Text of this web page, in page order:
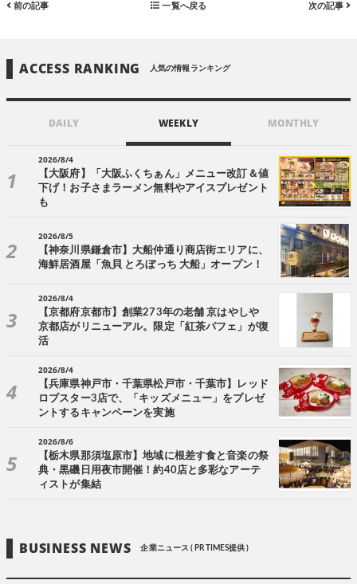
前の記事 一覧へ戻る 次の記事
ACCESS RANKING 人気の情報ランキング
DAILY WEEKLY MONTHLY
2026/8/4
【大阪府】「大阪ふくちぁん」メニュー改訂＆値
下げ！お子さまラーメン無料やアイスプレゼント
も
2026/8/5
【神奈川県鎌倉市】大船仲通り商店街エリアに、
海鮮居酒屋「魚貝 とろぼっち 大船」オープン！
2026/8/4
【京都府京都市】創業273年の老舗 京はやしや
京都店がリニューアル。限定「紅茶パフェ」が復
活
2026/8/4
【兵庫県神戸市・千葉県松戸市・千葉市】レッド
ロブスター3店で、「キッズメニュー」をプレゼ
ントするキャンペーンを実施
2026/8/6
【栃木県那須塩原市】地域に根差す食と音楽の祭
典・黒磯日用夜市開催！約40店と多彩なアーテ
ィストが集結
BUSINESS NEWS 企業ニュース ( PR TIMES提供 )